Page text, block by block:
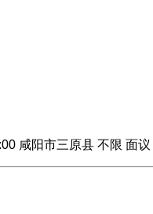
咸阳市三原县 不限 面议